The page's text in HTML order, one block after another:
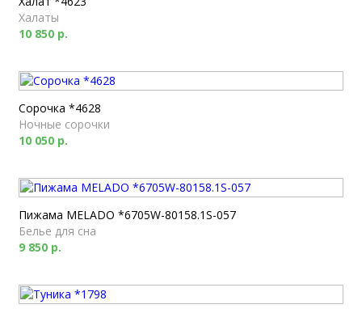
Халаты
10 850 р.
Сорочка *4628
Ночные сорочки
10 050 р.
Пижама MELADO *6705W-80158.1S-057
Белье для сна
9 850 р.